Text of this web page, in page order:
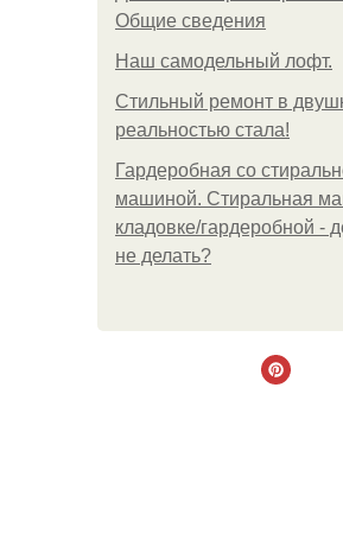
Общие сведения
Наш самодельный лофт.
Стильный ремонт в
реальностью стала!
Гардеробная со
машиной. Стиральная
кладовке/гардеробной -
не делать?